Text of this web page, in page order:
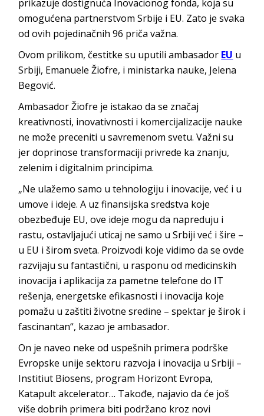
prikazuje dostignuća Inovacionog fonda, koja su
omogućena partnerstvom Srbije i EU. Zato je svaka
od ovih pojedinačnih 96 priča važna.
Ovom prilikom, čestitke su uputili ambasador EU u
Srbiji, Emanuele Žiofre, i ministarka nauke, Jelena
Begović.
Ambasador Žiofre je istakao da se značaj
kreativnosti, inovativnosti i komercijalizacije nauke
ne može preceniti u savremenom svetu. Važni su
jer doprinose transformaciji privrede ka znanju,
zelenim i digitalnim principima.
„Ne ulažemo samo u tehnologiju i inovacije, već i u
umove i ideje. A uz finansijska sredstva koje
obezbeđuje EU, ove ideje mogu da napreduju i
rastu, ostavljajući uticaj ne samo u Srbiji već i šire –
u EU i širom sveta. Proizvodi koje vidimo da se ovde
razvijaju su fantastični, u rasponu od medicinskih
inovacija i aplikacija za pametne telefone do IT
rešenja, energetske efikasnosti i inovacija koje
pomažu u zaštiti životne sredine – spektar je širok i
fascinantan“, kazao je ambasador.
On je naveo neke od uspešnih primera podrške
Evropske unije sektoru razvoja i inovacija u Srbiji –
Institiut Biosens, program Horizont Evropa,
Katapult akcelerator… Takođe, najavio da će još
više dobrih primera biti podržano kroz novi